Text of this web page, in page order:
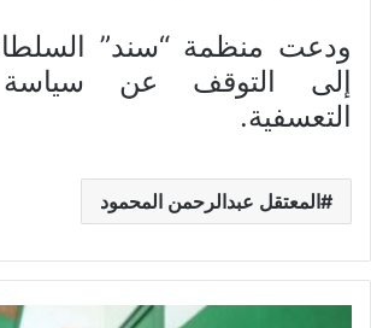
ودعت منظمة “سند”
إلى التوقف عن سياسة
التعسفية.
المعتقل عبدالرحمن المحمود